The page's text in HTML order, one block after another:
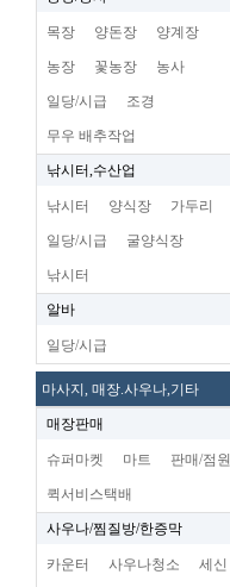
목장 양돈장 양계장
농장 꽃농장 농사
일당/시급 조경
무우 배추작업
낚시터,수산업
낚시터 양식장 가두리
일당/시급 굴양식장
낚시터
알바
일당/시급
마사지, 매장.사우나,기타
매장판매
슈퍼마켓 마트 판매/점원
퀵서비스택배
사우나/찜질방/한증막
카운터 사우나청소 세신